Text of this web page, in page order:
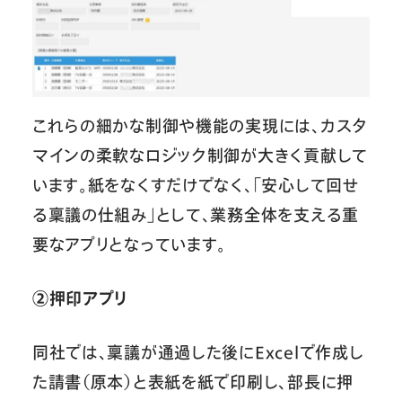
これらの細かな制御や機能の実現には、カスタ
マインの柔軟なロジック制御が大きく貢献して
います。紙をなくすだけでなく、「安心して回せ
る稟議の仕組み」として、業務全体を支える重
要なアプリとなっています。
②押印アプリ
同社では、稟議が通過した後にExcelで作成し
た請書（原本）と表紙を紙で印刷し、部長に押